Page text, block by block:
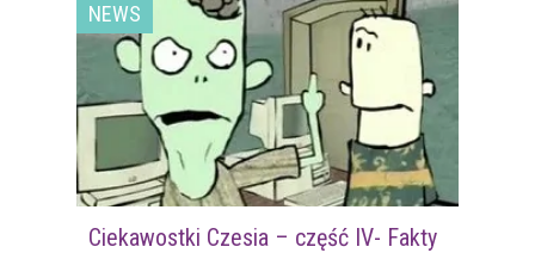
NEWS
Ciekawostki Czesia – część IV- Fakty